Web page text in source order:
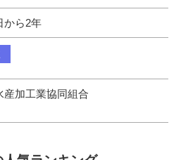
から2年
産加工業協同組合